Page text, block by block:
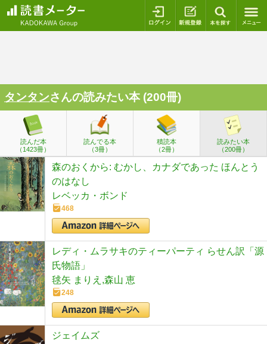
ログイン 新規登録
タンタンさんの読みたい本 (200冊)
読んだ本
（1423冊）
読んでる本
（3冊）
積読本
（2冊）
読みたい本
（200冊）
森のおくから: むかし、カナダであった ほんとう
のはなし
レベッカ・ボンド
468
レディ・ムラサキのティーパーティ らせん訳「源
氏物語」
毬矢 まりえ,森山 恵
248
ジェイムズ